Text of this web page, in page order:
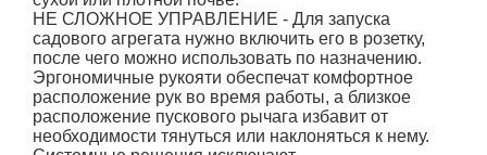
НЕ СЛОЖНОЕ УПРАВЛЕНИЕ - Для запуска
садового агрегата нужно включить его в розетку,
после чего можно использовать по назначению.
Эргономичные рукояти обеспечат комфортное
расположение рук во время работы, а близкое
расположение пускового рычага избавит от
необходимости тянуться или наклоняться к нему.